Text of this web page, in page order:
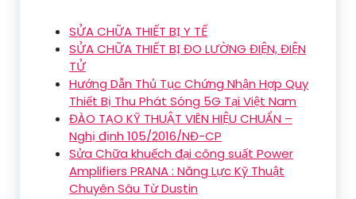
SỬA CHỮA THIẾT BỊ Y TẾ
SỬA CHỮA THIẾT BỊ ĐO LƯỜNG ĐIỆN, ĐIỆN
TỬ
Hướng Dẫn Thủ Tục Chứng Nhận Hợp Quy
Thiết Bị Thu Phát Sóng 5G Tại Việt Nam
ĐÀO TẠO KỸ THUẬT VIÊN HIỆU CHUẨN –
Nghị định 105/2016/NĐ-CP
Sửa Chữa khuếch đại công suất Power
Amplifiers PRANA : Năng Lực Kỹ Thuật
Chuyên Sâu Từ Dustin